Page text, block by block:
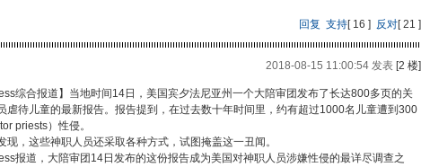
回复 支持[16 ] 反对[21 ]
2018-08-15 11:00:54 发表[2 楼]
综合报道】当地时间14日，美国宾夕法尼亚州一个大陪审团发布了长达800多页的关
虐待儿童的最新报告。报告提到，在过去数十年时间里，约有超过1000名儿童遭到300
priests）性侵。
现，这些神职人员还采取各种方式，试图掩盖这一丑闻。
报道，大陪审团14日发布的这份报告成为美国对神职人员涉嫌性侵的最详尽调查之